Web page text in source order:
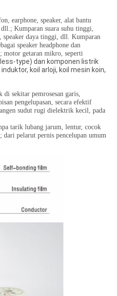
earphone, speaker, alat bantu
Kumparan suara suhu tinggi,
speaker daya tinggi, dll. Kumparan
speaker headphone dan
motor getaran mikro, seperti
type) dan komponen listrik
koil arloji, koil mesin koin,
di sekitar pemrosesan garis,
pengelupasan, secara efektif
sudut rugi dielektrik kecil, pada
tarik lubang jarum, lentur, cocok
dari pelarut pernis pencelupan umum